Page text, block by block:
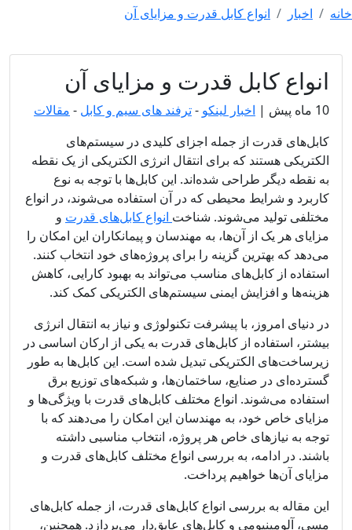
خانه اخبار انواع کابل قدرت و مزایای آن
انواع کابل قدرت و مزایای آن
10 ماه پیش | اخبار لینکو -ترفند های سیم و کابل - مقالات
کابل‌های قدرت از جمله اجزای کلیدی در سیستم‌های
الکتریکی هستند که برای انتقال انرژی الکتریکی از یک نقطه
به نقطه دیگر طراحی شده‌اند. این کابل‌ها با توجه به نوع
کاربرد و شرایط محیطی که در آن استفاده می‌شوند، در انواع
مختلفی تولید می‌شوند. شناخت انواع کابل‌های قدرت و
مزایای هر یک از آن‌ها، به مهندسان و پیمانکاران این امکان را
می‌دهد که بهترین گزینه را برای پروژه‌های خود انتخاب کنند.
استفاده از کابل‌های مناسب می‌تواند به بهبود کارایی، کاهش
هزینه‌ها و افزایش ایمنی سیستم‌های الکتریکی کمک کند.
در دنیای امروز، با پیشرفت تکنولوژی و نیاز به انتقال انرژی
بیشتر، استفاده از کابل‌های قدرت به یکی از ارکان اساسی در
زیرساخت‌های الکتریکی تبدیل شده است. این کابل‌ها به طور
گسترده‌ای در صنایع، ساختمان‌ها، و شبکه‌های توزیع برق
استفاده می‌شوند. انواع مختلف کابل‌های قدرت با ویژگی‌ها و
مزایای خاص خود، به مهندسان این امکان را می‌دهند که با
توجه به نیازهای خاص هر پروژه، انتخاب مناسبی داشته
باشند. در ادامه، به بررسی انواع مختلف کابل‌های قدرت و
مزایای آن‌ها خواهیم پرداخت.
این مقاله به بررسی انواع کابل‌های قدرت، از جمله کابل‌های
مسی، آلومینیومی و کابل‌های عایق‌دار می‌پردازد. همچنین،